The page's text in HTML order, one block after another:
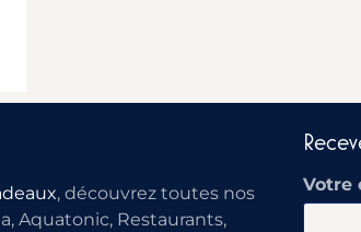
, découvrez toutes nos
Aquatonic, Restaurants,
Votre